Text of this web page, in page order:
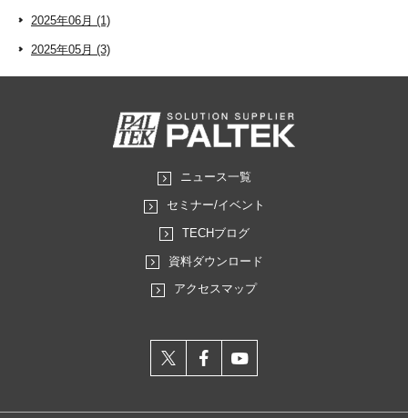
2025年06月 (1)
2025年05月 (3)
ニュース一覧
セミナー/イベント
TECHブログ
資料ダウンロード
アクセスマップ
facebook